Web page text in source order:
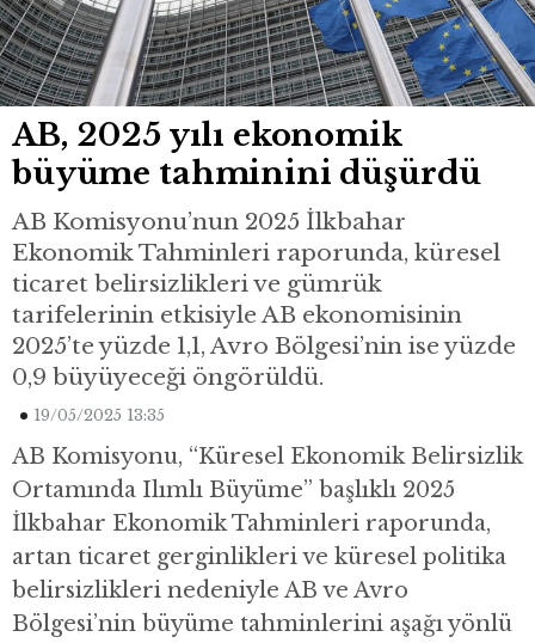
AB, 2025 yılı ekonomik
büyüme tahminini düşürdü
AB Komisyonu’nun 2025 İlkbahar
Ekonomik Tahminleri raporunda, küresel
ticaret belirsizlikleri ve gümrük
tarifelerinin etkisiyle AB ekonomisinin
2025’te yüzde 1,1, Avro Bölgesi’nin ise yüzde
0,9 büyüyeceği öngörüldü.
19/05/2025 13:35
AB Komisyonu, “Küresel Ekonomik Belirsizlik
Ortamında Ilımlı Büyüme” başlıklı 2025
İlkbahar Ekonomik Tahminleri raporunda,
artan ticaret gerginlikleri ve küresel politika
belirsizlikleri nedeniyle AB ve Avro
Bölgesi’nin büyüme tahminlerini aşağı yönlü